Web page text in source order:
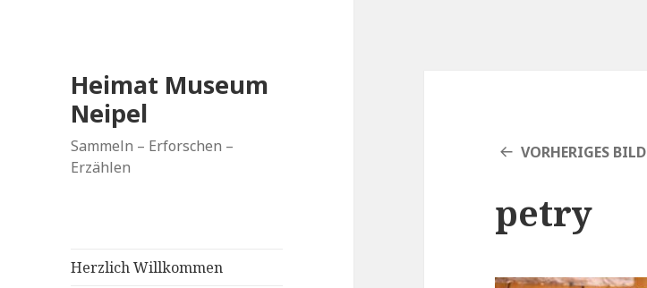
Heimat Museum
Neipel
Sammeln – Erforschen –
Erzählen
Herzlich Willkommen
VORHERIGES BILD
petry